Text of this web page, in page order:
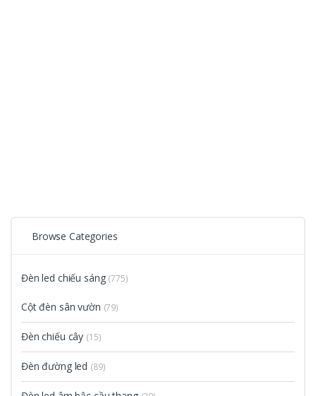
Browse Categories
Đèn led chiếu sáng (775)
Cột đèn sân vườn (79)
Đèn chiếu cây (15)
Đèn đường led (89)